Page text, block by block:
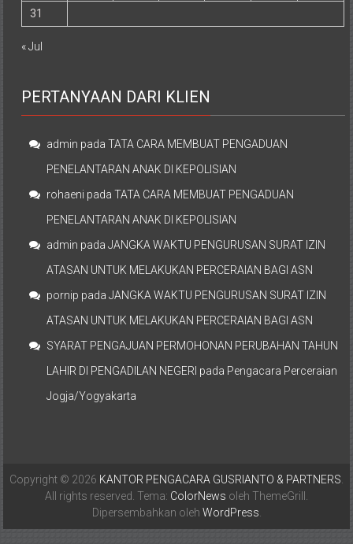
31
« Jul
PERTANYAAN DARI KLIEN
admin padaTATA CARA MEMBUAT PENGADUAN
PENELANTARAN ANAK DI KEPOLISIAN
rohaeni padaTATA CARA MEMBUAT PENGADUAN
PENELANTARAN ANAK DI KEPOLISIAN
admin padaJANGKA WAKTU PENGURUSAN SURAT IZIN
ATASAN UNTUK MELAKUKAN PERCERAIAN BAGI ASN
pornip padaJANGKA WAKTU PENGURUSAN SURAT IZIN
ATASAN UNTUK MELAKUKAN PERCERAIAN BAGI ASN
SYARAT PENGAJUAN PERMOHONAN PERUBAHAN TAHUN
LAHIR DI PENGADILAN NEGERI pada Pengacara Perceraian
Jogja/Yogyakarta
Copyright © 2026 KANTOR PENGACARA GUSRIANTO & PARTNERS
All rights reserved. Tema: ColorNews oleh ThemeGrill.
Dipersembahkan oleh WordPress